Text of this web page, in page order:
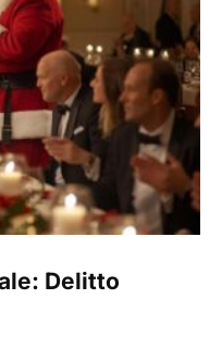
Delitto